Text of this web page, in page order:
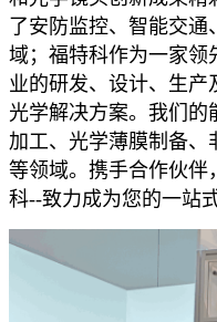
了安防监控、智能交通
域；福特科作为一家领
业的研发、设计、生
光学解决方案。我们的
加工、光学薄膜制备、
等领域。携手合作伙伴
科--致力成为您的一站